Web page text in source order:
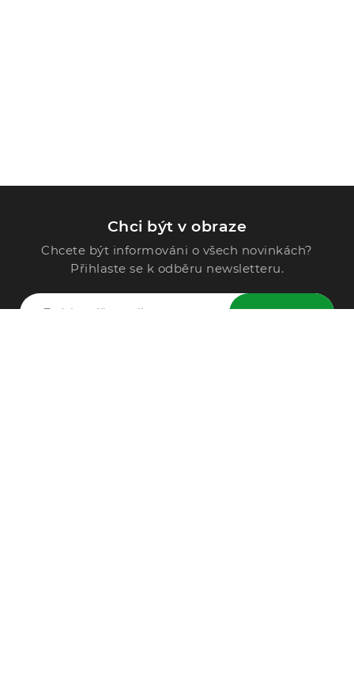
Chci být v obraze
Chcete být informováni o všech novinkách?
Přihlaste se k odběru newsletteru.
ODESLAT